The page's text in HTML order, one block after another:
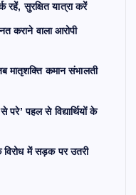
सुरक्षित यात्रा करें
कराने वाला आरोपी
मातृशक्ति कमान संभालती
पहल से विद्यार्थियों के
विरोध में सड़क पर उतरी